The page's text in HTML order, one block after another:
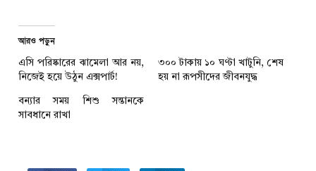
আরও পড়ুন
এসি পরিষ্কারের ঝামেলা আর নয়,
নিজেই হয়ে উঠুন এক্সপার্ট!
৩০০ টাকায় ১০ ঘণ্টা খাটুনি, শেষ
হয় না রূপসীদের জীবনযুদ্ধ
বন্যার সময় শিশু সন্তানকে
সাবধানে রাখা